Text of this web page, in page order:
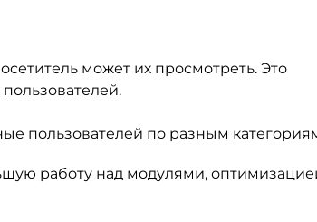
может их просмотреть. Это
пользователей по разным
работу над модулями,